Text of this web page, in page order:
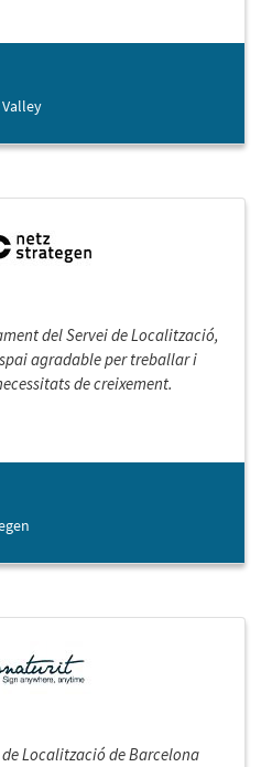
del Servei de Localització,
agradable per treballar i
de creixement.
Localització de Barcelona